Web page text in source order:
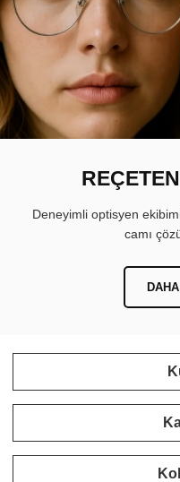
Deneyimli optisyen
camı